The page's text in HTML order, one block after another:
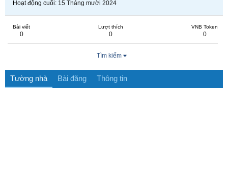
Hoạt động cuối 15 Tháng mười 2024
Bài viết
0
Lượt thích
0
VNB Token
0
Tìm kiếm
Tường nhà Bài đăng Thông tin